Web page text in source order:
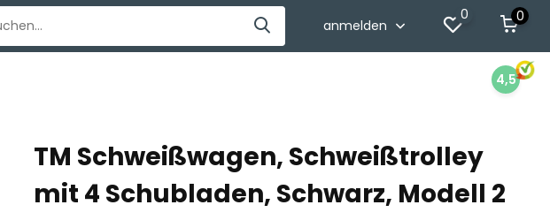
anmelden
0 0
4,5
TM Schweißwagen, Schweißtrolley
mit 4 Schubladen, Schwarz, Modell 2